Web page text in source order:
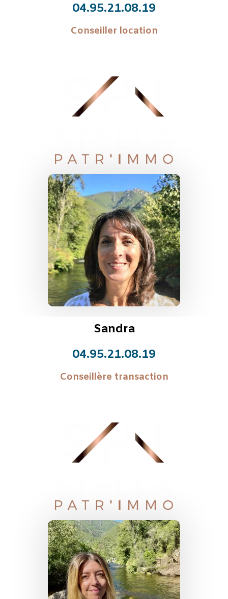
04.95.21.08.19
Conseiller location
Sandra
04.95.21.08.19
Conseillère transaction